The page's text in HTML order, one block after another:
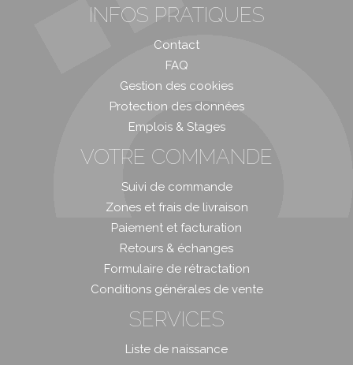
INFOS PRATIQUES
Contact
FAQ
Gestion des cookies
Protection des données
Emplois & Stages
VOTRE COMMANDE
Suivi de commande
Zones et frais de livraison
Paiement et facturation
Retours & échanges
Formulaire de rétractation
Conditions générales de vente
SERVICES
Liste de naissance